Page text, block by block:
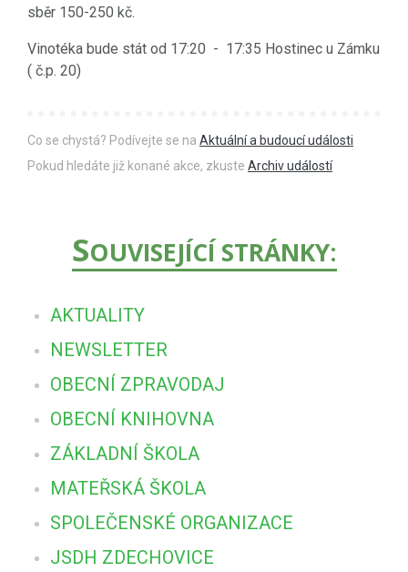
sběr 150-250 kč.
Vinotéka bude stát od 17:20 - 17:35 Hostinec u Zámku
( č.p. 20)
Co se chystá? Podívejte se na Aktuální a budoucí události
Pokud hledáte již konané akce, zkuste Archiv událostí
SOUVISEJÍCÍ STRÁNKY:
AKTUALITY
NEWSLETTER
OBECNÍ ZPRAVODAJ
OBECNÍ KNIHOVNA
ZÁKLADNÍ ŠKOLA
MATEŘSKÁ ŠKOLA
SPOLEČENSKÉ ORGANIZACE
JSDH ZDECHOVICE